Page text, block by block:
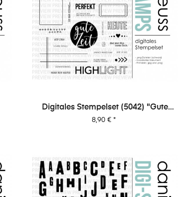
Digitales Stempelset (5042) "Gute
Zeit"
Preis
8,90 €*